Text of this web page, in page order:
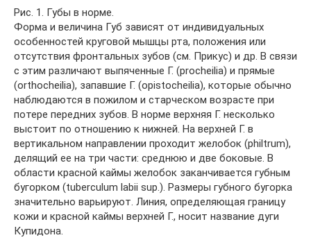
Рис. 1. Губы в норме.
Форма и величина Губ зависят от индивидуальных
особенностей круговой мышцы рта, положения или
отсутствия фронтальных зубов (см. Прикус) и др. В связи
с этим различают выпяченные Г. (procheilia) и прямые
(orthocheilia), запавшие Г. (opistocheilia), которые обычно
наблюдаются в пожилом и старческом возрасте при
потере передних зубов. В норме верхняя Г. несколько
выстоит по отношению к нижней. На верхней Г. в
вертикальном направлении проходит желобок (philtrum),
делящий ее на три части: среднюю и две боковые. В
области красной каймы желобок заканчивается губным
бугорком (tuberculum labii sup.). Размеры губного бугорка
значительно варьируют. Линия, определяющая границу
кожи и красной каймы верхней Г., носит название дуги
Купидона.